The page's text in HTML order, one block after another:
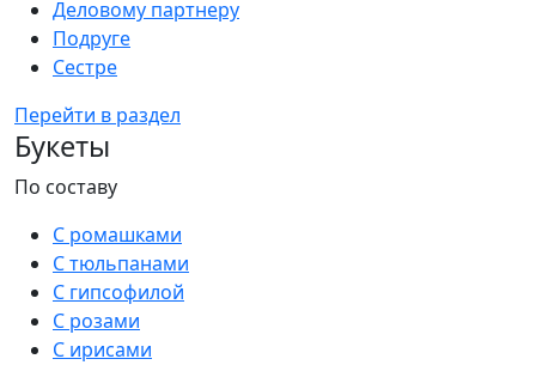
Деловому партнеру
Подруге
Сестре
Перейти в раздел
Букеты
По составу
С ромашками
С тюльпанами
С гипсофилой
С розами
С ирисами